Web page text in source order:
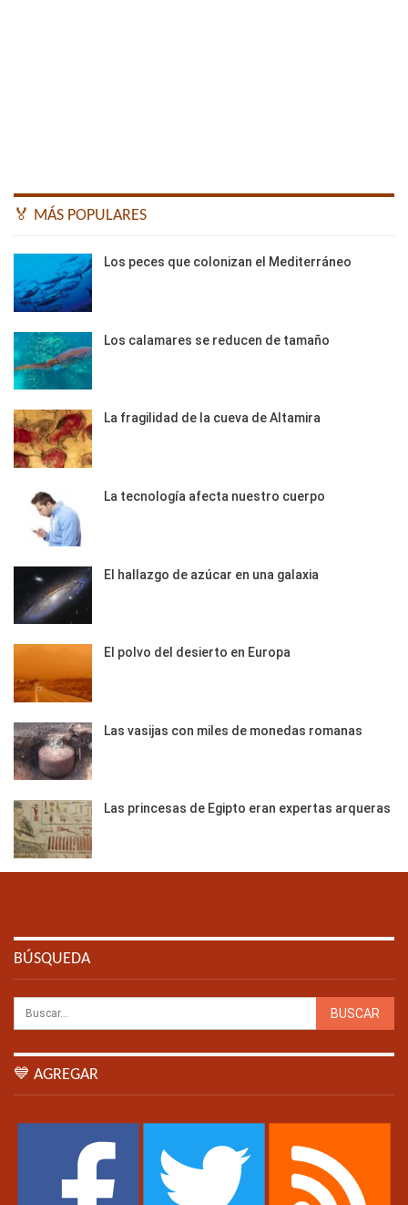
🏅 MÁS POPULARES
Los peces que colonizan el Mediterráneo
Los calamares se reducen de tamaño
La fragilidad de la cueva de Altamira
La tecnología afecta nuestro cuerpo
El hallazgo de azúcar en una galaxia
El polvo del desierto en Europa
Las vasijas con miles de monedas romanas
Las princesas de Egipto eran expertas arqueras
BÚSQUEDA
💙 AGREGAR